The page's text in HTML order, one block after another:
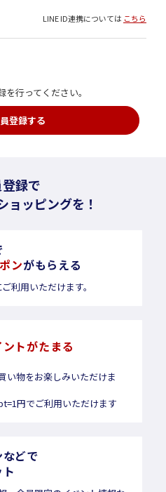
LINE ID連携については こちら
行ってください。
登録する
録で
ョッピングを！
ンがもらえる
利用いただけます。
トがたまる
い物をお楽しみいただけま
円でご利用いただけます
どで